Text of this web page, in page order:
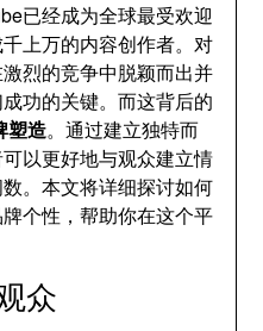
已经成为全球最受欢迎
上万的内容创作者。对
烈的竞争中脱颖而出并
功的关键。而这背后的
塑造。通过建立独特而
以更好地与观众建立情
。本文将详细探讨如何
个性，帮助你在这个平
众